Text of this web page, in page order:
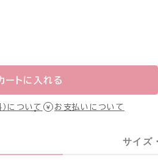
ートに入れる
について お支払いについて
サイズ